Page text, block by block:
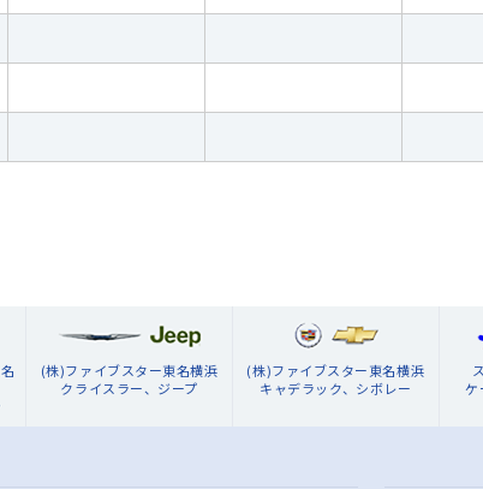
(株)ファイブスター東名横浜
クライスラー、ジープ
(株)ファイブスター東名横浜
キャデラック、シボレー
ケ